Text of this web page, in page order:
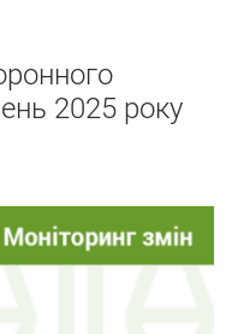
2025 року